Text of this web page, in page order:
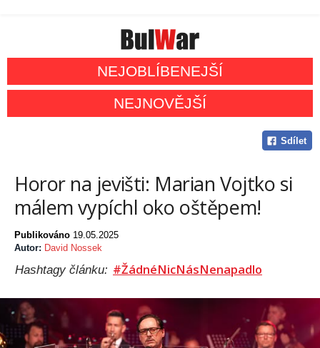
NEJOBLÍBENEJŠÍ
NEJNOVĚJŠÍ
Sdílet
Horor na jevišti: Marian Vojtko si
málem vypíchl oko oštěpem!
Publikováno 19.05.2025
Autor: David Nossek
Hashtagy článku: #ŽádnéNicNásNenapadlo